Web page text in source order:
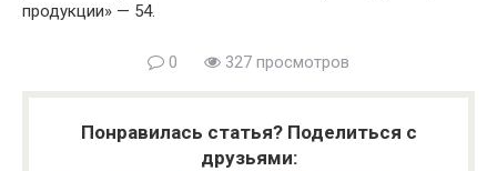
продукции» — 54.
0 327 просмотров
Понравилась статья? Поделиться с
друзьями: